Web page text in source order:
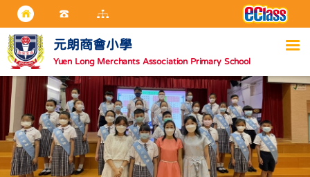
元朗商會小學
Yuen Long Merchants Association Primary School